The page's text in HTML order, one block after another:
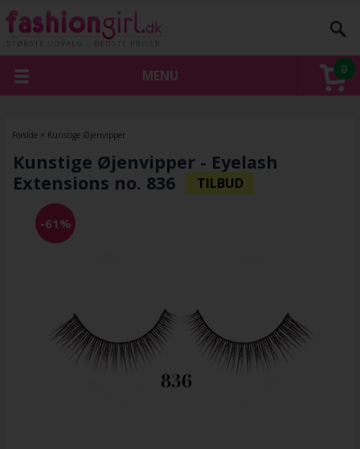
0
MENU
Forside » Kunstige Øjenvipper
Kunstige Øjenvipper - Eyelash
Extensions no. 836
-61%